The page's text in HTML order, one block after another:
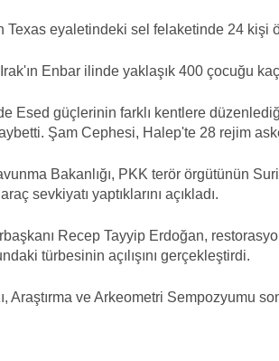
Texas eyaletindeki sel felaketinde 24 kişi
Enbar ilinde yaklaşık 400 çocuğu
Esed güçlerinin farklı kentlere
Şam Cephesi, Halep'te 28 rejim
Bakanlığı, PKK terör örgütünün
sevkiyatı yaptıklarını açıkladı.
Recep Tayyip Erdoğan,
türbesinin açılışını gerçekleştirdi.
Araştırma ve Arkeometri Sempozyumu